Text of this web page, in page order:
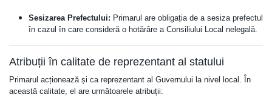
Sesizarea Prefectului: Primarul are obligația de a sesiza prefectul
în cazul în care consideră o hotărâre a Consiliului Local nelegală.
Atribuții în calitate de reprezentant al statului
Primarul acționează și ca reprezentant al Guvernului la nivel local. În
această calitate, el are următoarele atribuții: